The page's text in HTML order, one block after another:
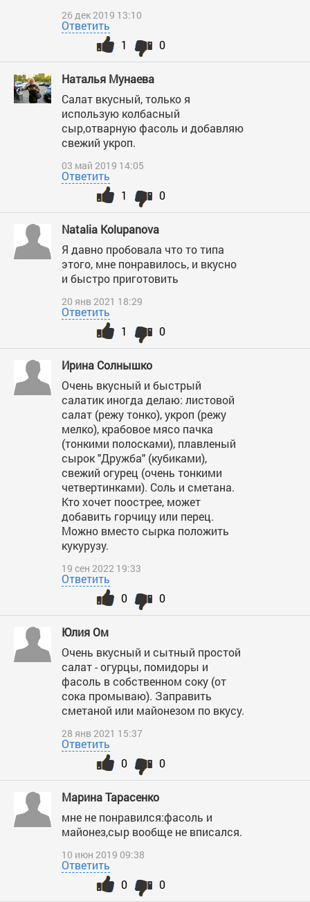
26 дек 2019 13:10
Ответить
0
1
Наталья Мунаева
Салат вкусный, только я
использую колбасный
сыр,отварную фасоль и добавляю
свежий укроп.
03 май 2019 14:05
Ответить
0
1
Natalia Kolupanova
Я давно пробовала что то типа
этого, мне понравилось, и вкусно
и быстро приготовить
20 янв 2021 18:29
Ответить
0
1
Ирина Солнышко
Очень вкусный и быстрый
салатик иногда делаю: листовой
салат (режу тонко), укроп (режу
мелко), крабовое мясо пачка
(тонкими полосками), плавленый
сырок "Дружба" (кубиками),
свежий огурец (очень тонкими
четвертинками). Соль и сметана.
Кто хочет поострее, может
добавить горчицу или перец.
Можно вместо сырка положить
кукурузу.
19 сен 2022 19:33
Ответить
0
0
Юлия Ом
Очень вкусный и сытный простой
салат - огурцы, помидоры и
фасоль в собственном соку (от
сока промываю). Заправить
сметаной или майонезом по вкусу.
28 янв 2021 15:37
Ответить
0
0
Марина Тарасенко
мне не понравился:фасоль и
майонез,сыр вообще не вписался.
10 июн 2019 09:38
Ответить
0
0